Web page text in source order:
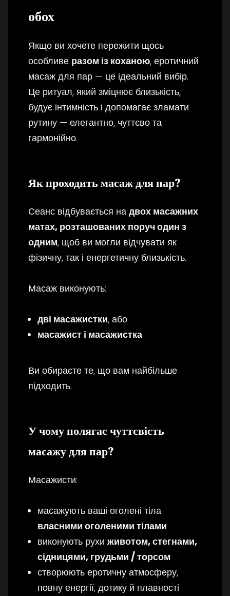
обох
Якщо ви хочете пережити щось
особливе разом із коханою, еротичний
масаж для пар — це ідеальний вибір.
Це ритуал, який зміцнює близькість,
будує інтимність і допомагає зламати
рутину — елегантно, чуттєво та
гармонійно.
Як проходить масаж для пар?
Сеанс відбувається на двох масажних
матах, розташованих поруч один з
одним, щоб ви могли відчувати як
фізичну, так і енергетичну близькість.
Масаж виконують:
дві масажистки, або
масажист і масажистка
Ви обираєте те, що вам найбільше
підходить.
У чому полягає чуттєвість
масажу для пар?
Масажисти:
масажують ваші оголені тіла
власними оголеними тілами
виконують рухиживотом, стегнами,
сідницями, грудьми / торсом
створюють еротичну атмосферу,
повну енергії, дотику й плавності